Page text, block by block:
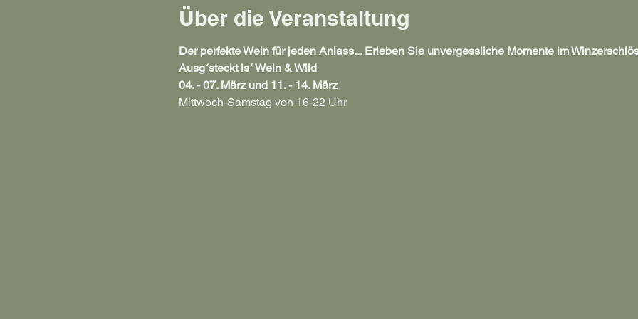
Über die Veranstaltung
Der perfekte Wein für jeden Anlass... Erleben Sie unvergessliche Momente im
Ausg´steckt is´ Wein & Wild
04. - 07. März und 11. - 14. März
Mittwoch-Samstag von 16-22 Uhr